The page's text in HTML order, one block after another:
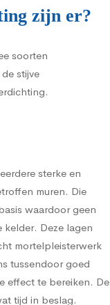
zijn er?
soorten
stijve
sterke en
muren. Die
waardoor geen
Deze lagen
mortelpleisterwerk
tussendoor goed
effect te bereiken. De
tijd in beslag.